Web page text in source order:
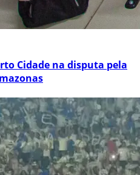
Cidade na disputa pela